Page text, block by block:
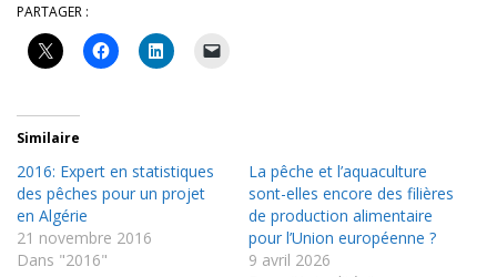
PARTAGER :
Similaire
2016: Expert en statistiques
des pêches pour un projet
en Algérie
21 novembre 2016
Dans "2016"
La pêche et l’aquaculture
sont-elles encore des filières
de production alimentaire
pour l’Union européenne ?
9 avril 2026